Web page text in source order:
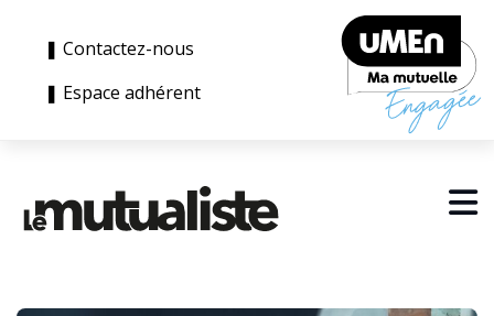
❚ Contactez-nous
❚ Espace adhérent